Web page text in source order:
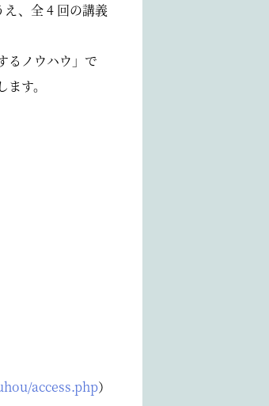
、全 4 回の講義
るノウハウ」で
す。
access.php）